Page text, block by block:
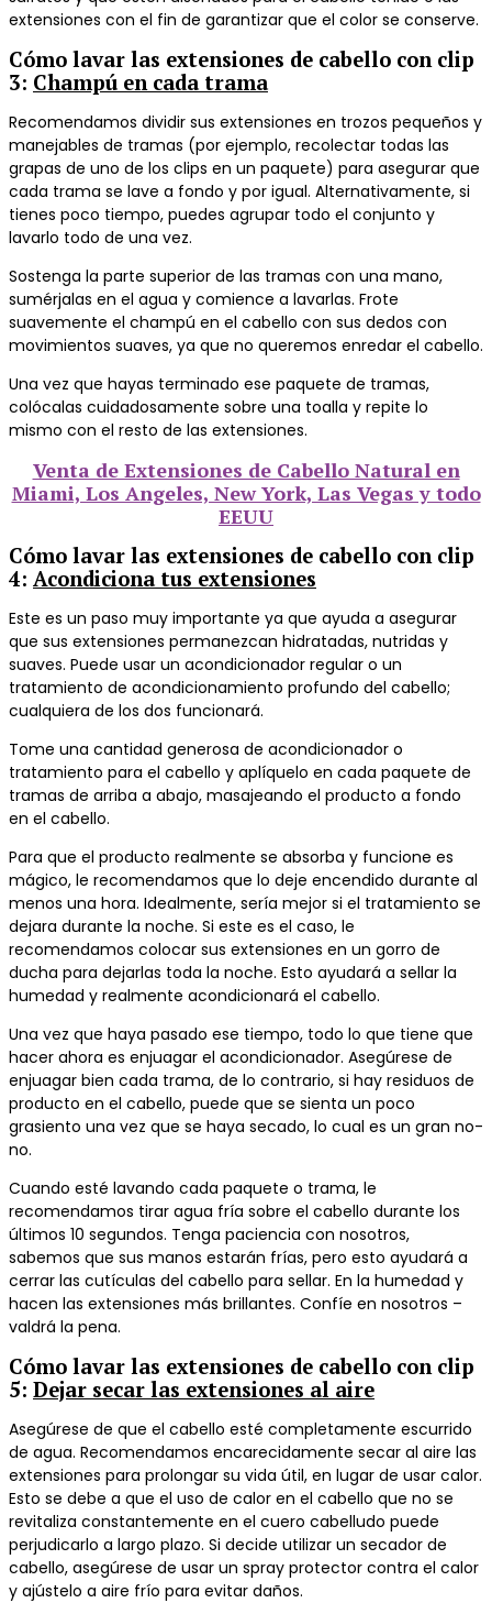
extensiones con el fin de garantizar que el color se conserve.
Cómo lavar las extensiones de cabello con clip
3: Champú en cada trama
Recomendamos dividir sus extensiones en trozos pequeños y
manejables de tramas (por ejemplo, recolectar todas las
grapas de uno de los clips en un paquete) para asegurar que
cada trama se lave a fondo y por igual. Alternativamente, si
tienes poco tiempo, puedes agrupar todo el conjunto y
lavarlo todo de una vez.
Sostenga la parte superior de las tramas con una mano,
sumérjalas en el agua y comience a lavarlas. Frote
suavemente el champú en el cabello con sus dedos con
movimientos suaves, ya que no queremos enredar el cabello.
Una vez que hayas terminado ese paquete de tramas,
colócalas cuidadosamente sobre una toalla y repite lo
mismo con el resto de las extensiones.
Venta de Extensiones de Cabello Natural en
Miami, Los Angeles, New York, Las Vegas y todo
EEUU
Cómo lavar las extensiones de cabello con clip
4: Acondiciona tus extensiones
Este es un paso muy importante ya que ayuda a asegurar
que sus extensiones permanezcan hidratadas, nutridas y
suaves. Puede usar un acondicionador regular o un
tratamiento de acondicionamiento profundo del cabello;
cualquiera de los dos funcionará.
Tome una cantidad generosa de acondicionador o
tratamiento para el cabello y aplíquelo en cada paquete de
tramas de arriba a abajo, masajeando el producto a fondo
en el cabello.
Para que el producto realmente se absorba y funcione es
mágico, le recomendamos que lo deje encendido durante al
menos una hora. Idealmente, sería mejor si el tratamiento se
dejara durante la noche. Si este es el caso, le
recomendamos colocar sus extensiones en un gorro de
ducha para dejarlas toda la noche. Esto ayudará a sellar la
humedad y realmente acondicionará el cabello.
Una vez que haya pasado ese tiempo, todo lo que tiene que
hacer ahora es enjuagar el acondicionador. Asegúrese de
enjuagar bien cada trama, de lo contrario, si hay residuos de
producto en el cabello, puede que se sienta un poco
grasiento una vez que se haya secado, lo cual es un gran no-
no.
Cuando esté lavando cada paquete o trama, le
recomendamos tirar agua fría sobre el cabello durante los
últimos 10 segundos. Tenga paciencia con nosotros,
sabemos que sus manos estarán frías, pero esto ayudará a
cerrar las cutículas del cabello para sellar. En la humedad y
hacen las extensiones más brillantes. Confíe en nosotros –
valdrá la pena.
Cómo lavar las extensiones de cabello con clip
5: Dejar secar las extensiones al aire
Asegúrese de que el cabello esté completamente escurrido
de agua. Recomendamos encarecidamente secar al aire las
extensiones para prolongar su vida útil, en lugar de usar calor.
Esto se debe a que el uso de calor en el cabello que no se
revitaliza constantemente en el cuero cabelludo puede
perjudicarlo a largo plazo. Si decide utilizar un secador de
cabello, asegúrese de usar un spray protector contra el calor
y ajústelo a aire frío para evitar daños.